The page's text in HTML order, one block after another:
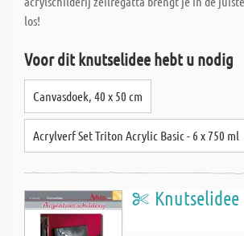
los!
Voor dit knutselidee hebt u nodig
Canvasdoek, 40 x 50 cm
Acrylverf Set Triton Acrylic Basic - 6 x 750 ml
Knutselidee